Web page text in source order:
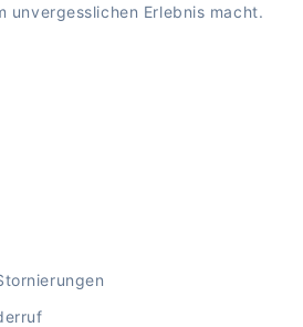
unvergesslichen Erlebnis macht.